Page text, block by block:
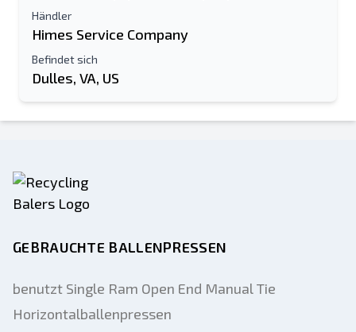
Händler
Himes Service Company
Befindet sich
Dulles, VA, US
GEBRAUCHTE BALLENPRESSEN
benutzt Single Ram Open End Manual Tie
Horizontalballenpressen